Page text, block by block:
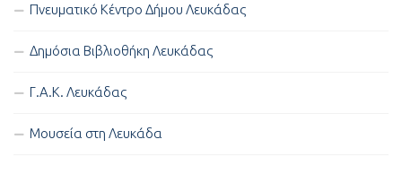
Πνευματικό Κέντρο Δήμου Λευκάδας
Δημόσια Βιβλιοθήκη Λευκάδας
Γ.Α.Κ. Λευκάδας
Μουσεία στη Λευκάδα